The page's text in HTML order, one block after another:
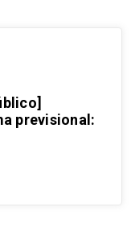
previsional: